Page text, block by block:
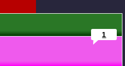
1